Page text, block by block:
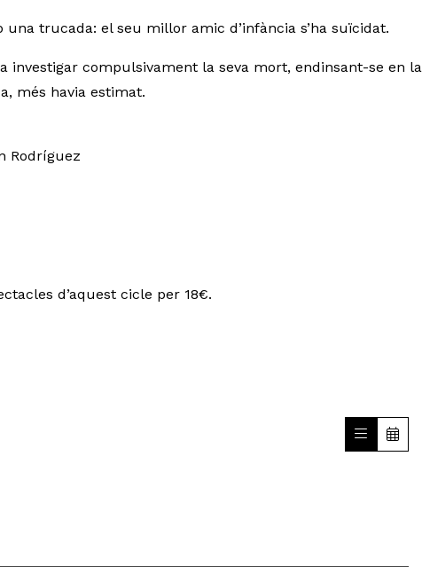
trucada: el seu millor amic d’infància s’ha suïcidat.
investigar compulsivament la seva mort, endinsant-se en la
més havia estimat.
Rodríguez
d’aquest cicle per 18€.